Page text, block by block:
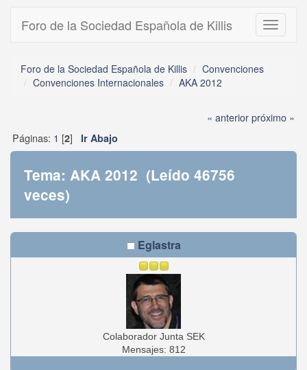
Toggle
Foro de la Sociedad Española de Killis
Foro de la Sociedad Española de Killis
Convenciones
Convenciones Internacionales
AKA 2012
« anteriorpróximo »
Páginas: 1 [2] Ir Abajo
Tema: AKA 2012 (Leído 46756
veces)
Eglastra
Colaborador Junta SEK
Mensajes: 812